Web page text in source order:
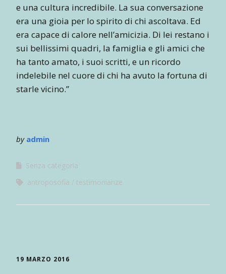
e una cultura incredibile. La sua conversazione
era una gioia per lo spirito di chi ascoltava. Ed
era capace di calore nell’amicizia. Di lei restano i
sui bellissimi quadri, la famiglia e gli amici che
ha tanto amato, i suoi scritti, e un ricordo
indelebile nel cuore di chi ha avuto la fortuna di
starle vicino.”
by admin
Senza categoria
antroposofia
testimonianze
19 MARZO 2016